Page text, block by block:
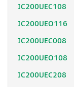
IC200UEC108
IC200UEO116
IC200UEC008
IC200UEO108
IC200UEC208